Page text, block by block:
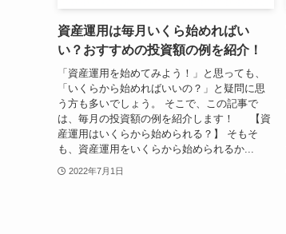
資産運用は毎月いくら始めればい
い？おすすめの投資額の例を紹介！
「資産運用を始めてみよう！」と思っても、
「いくらから始めればいいの？」と疑問に思
う方も多いでしょう。 そこで、この記事で
は、毎月の投資額の例を紹介します！ 【資
産運用はいくらから始められる？】 そもそ
も、資産運用をいくらから始められるか...
2022年7月1日